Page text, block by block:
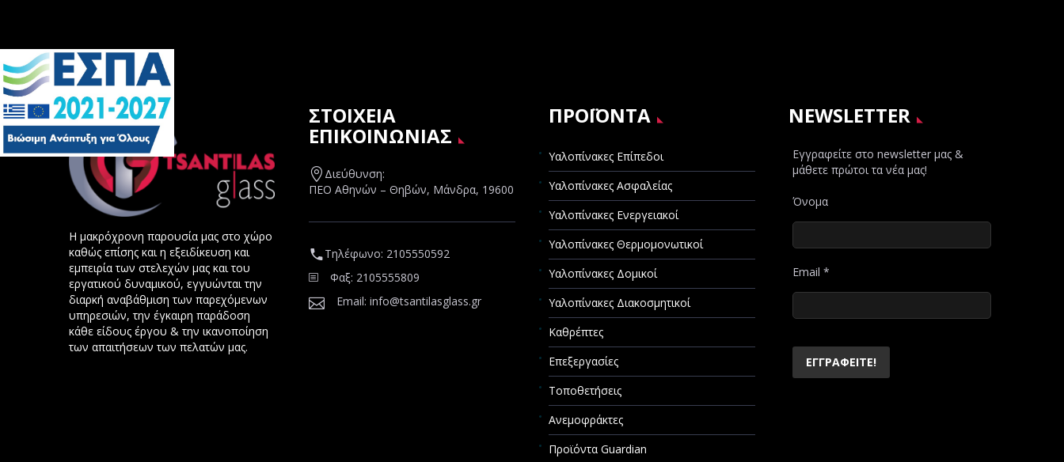
Η μακρόχρονη παρουσία μας στο χώρο
καθώς επίσης και η εξειδίκευση και
εμπειρία των στελεχών μας και του
εργατικού δυναμικού, εγγυώνται την
διαρκή αναβάθμιση των παρεχόμενων
υπηρεσιών, την έγκαιρη παράδοση
κάθε είδους έργου & την ικανοποίηση
των απαιτήσεων των πελατών μας.
ΣΤΟΙΧΕΙΑ
ΕΠΙΚΟΙΝΩΝΙΑΣ
Διεύθυνση:
ΠΕΟ Αθηνών – Θηβών, Μάνδρα, 19600
Τηλέφωνο: 2105550592
Φαξ: 2105555809
Email: info@tsantilasglass.gr
ΠΡΟΪΟΝΤΑ
Υαλοπίνακες Επίπεδοι
Υαλοπίνακες Ασφαλείας
Υαλοπίνακες Ενεργειακοί
Υαλοπίνακες Θερμομονωτικοί
Υαλοπίνακες Δομικοί
Υαλοπίνακες Διακοσμητικοί
Καθρέπτες
Επεξεργασίες
Τοποθετήσεις
Ανεμοφράκτες
Προϊόντα Guardian
NEWSLETTER
Εγγραφείτε στο newsletter μας &
μάθετε πρώτοι τα νέα μας!
Όνομα
Email *